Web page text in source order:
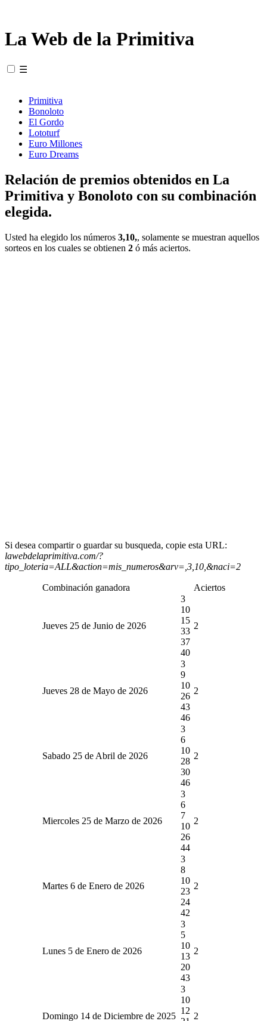
La Web de la Primitiva
☰
Primitiva
Bonoloto
El Gordo
Lototurf
Euro Millones
Euro Dreams
Relación de premios obtenidos en La
Primitiva y Bonoloto con su combinación
elegida.
Usted ha elegido los números 3,10,, solamente se muestran aquellos
sorteos en los cuales se obtienen 2 ó más aciertos.
Si desea compartir o guardar su busqueda, copie esta URL:
lawebdelaprimitiva.com/?
tipo_loteria=ALL&action=mis_numeros&arv=,3,10,&naci=2
Combinación ganadora Aciertos
Jueves 25 de Junio de 2026
3
10
15
33
37
40
2
Jueves 28 de Mayo de 2026
3
9
10
26
43
46
2
Sabado 25 de Abril de 2026
3
6
10
28
30
46
2
Miercoles 25 de Marzo de 2026
3
6
7
10
26
44
2
Martes 6 de Enero de 2026
3
8
10
23
24
42
2
Lunes 5 de Enero de 2026
3
5
10
13
20
43
2
Domingo 14 de Diciembre de 2025
3
10
12
2